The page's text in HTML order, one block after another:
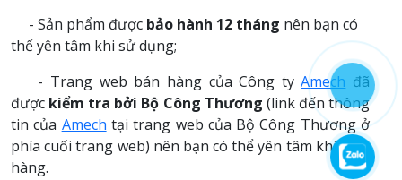
- Sản phẩm được bảo hành 12 tháng nên bạn có
thể yên tâm khi sử dụng;
- Trang web bán hàng của Công tyAmech đã
được kiểm tra bởi Bộ Công Thương (link đến thông
tin của Amech tại trang web của Bộ Công Thương ở
phía cuối trang web) nên bạn có thể yên tâm khi mua
hàng.